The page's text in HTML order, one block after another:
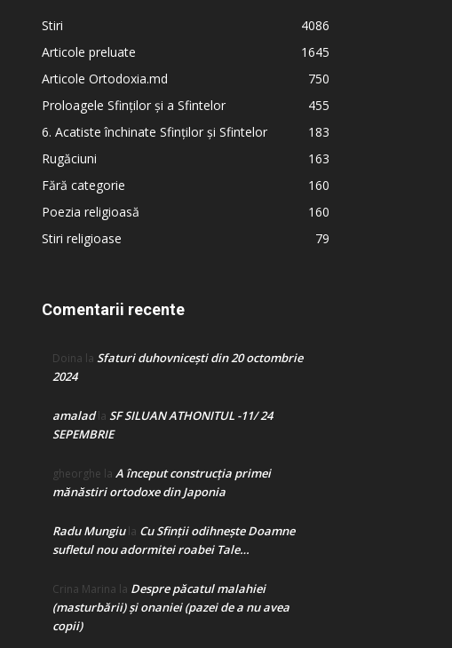
Stiri
4086
Articole preluate
1645
Articole Ortodoxia.md
750
Proloagele Sfinților și a Sfintelor
455
6. Acatiste închinate Sfinților și Sfintelor
183
Rugăciuni
163
Fără categorie
160
Poezia religioasă
160
Stiri religioase
79
Comentarii recente
Doina la Sfaturi duhovnicești din 20 octombrie
2024
amaladla SF SILUAN ATHONITUL -11/ 24
SEPEMBRIE
gheorghe la A început construcţia primei
mănăstiri ortodoxe din Japonia
Radu Mungiula Cu Sfinții odihnește Doamne
sufletul nou adormitei roabei Tale…
Crina Marina la Despre păcatul malahiei
(masturbării) şi onaniei (pazei de a nu avea
copii)